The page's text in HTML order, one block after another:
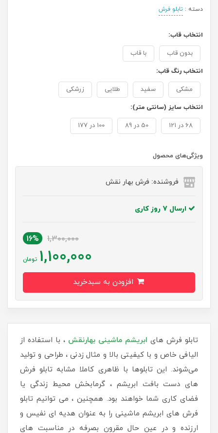
دسته : تابلو فرش
انتخاب قاب:
بدون قاب با قاب
انتخاب رنگ قاب:
مشکی سفید طلایی زرشکی
انتخاب سایز (سانتی متر):
68 در 121 50 در 89 100 در 177
ویژگی‌های محصول
فروشنده: فرش بهار نقش
ارسال 7 روز کاری
1,300,000
16%
1,100,000 تومان
تابلو فرش های ابریشم ماشینی بهارنقش ، با استفاده از
الیافی خاص و با کیفیتی بالا و مثال زدنی ، طراحی و تولید
می‌شوند. این تابلوها با ظاهری کاملا مشابه تابلو فرش
های دست بافت ابریشم ، گرمابخش محیط زندگی یا
فضای کاری شما خواهند بود. همچنین ، می توانیم تابلو
فرش های ابریشم ماشینی را به عنوان هدیه ای نفیس و
ارزنده و در عین حال مقرون بصرفه در مناسبت های